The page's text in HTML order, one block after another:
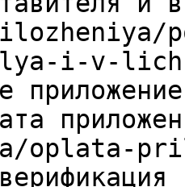
i-v-
oplata-